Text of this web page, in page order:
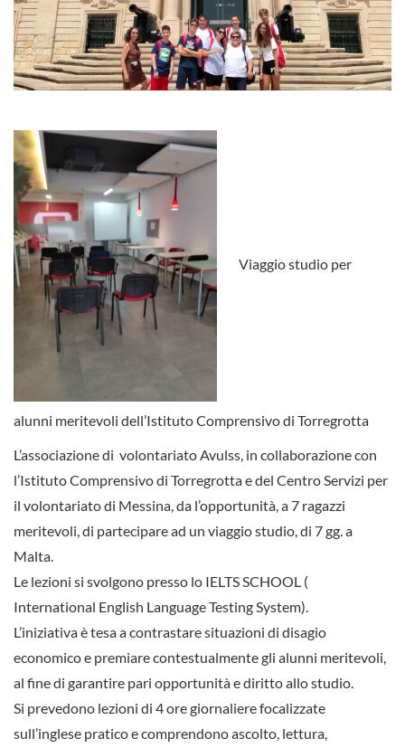
Viaggio studio per
alunni meritevoli dell’Istituto Comprensivo di Torregrotta
L’associazione di volontariato Avulss, in collaborazione con
l’Istituto Comprensivo di Torregrotta e del Centro Servizi per
il volontariato di Messina, da l’opportunità, a 7 ragazzi
meritevoli, di partecipare ad un viaggio studio, di 7 gg. a
Malta.
Le lezioni si svolgono presso lo IELTS SCHOOL (
International English Language Testing System).
L’iniziativa è tesa a contrastare situazioni di disagio
economico e premiare contestualmente gli alunni meritevoli,
al fine di garantire pari opportunità e diritto allo studio.
Si prevedono lezioni di 4 ore giornaliere focalizzate
sull’inglese pratico e comprendono ascolto, lettura,